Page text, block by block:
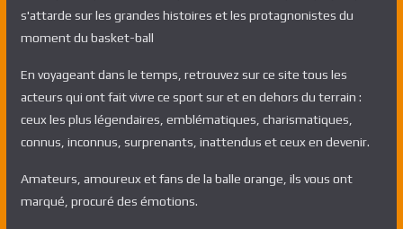
s'attarde sur les grandes histoires et les protagnonistes du
moment du basket-ball
En voyageant dans le temps, retrouvez sur ce site tous les
acteurs qui ont fait vivre ce sport sur et en dehors du terrain :
ceux les plus légendaires, emblématiques, charismatiques,
connus, inconnus, surprenants, inattendus et ceux en devenir.
Amateurs, amoureux et fans de la balle orange, ils vous ont
marqué, procuré des émotions.